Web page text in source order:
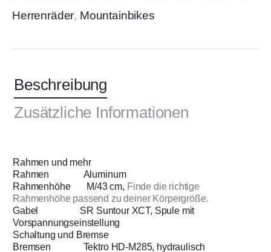
Herrenräder, Mountainbikes
Beschreibung
Zusätzliche Informationen
Rahmen und mehr
Rahmen Aluminum
Rahmenhöhe M/43 cm, Finde die richtige
Rahmenhöhe passend zu deiner Körpergröße.
Gabel SR Suntour XCT, Spule mit
Vorspannungseinstellung
Schaltung und Bremse
Bremsen Tektro HD-M285, hydraulisch